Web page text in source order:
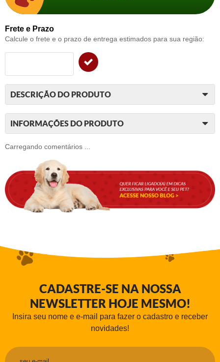
Frete e Prazo
Calcule o frete e o prazo de entrega estimados para sua região:
DESCRIÇÃO DO PRODUTO
INFORMAÇÕES DO PRODUTO
Carregando comentários ...
CADASTRE-SE NA NOSSA
NEWSLETTER HOJE MESMO!
Insira seu nome e e-mail para fazer o cadastro e receber
novidades!